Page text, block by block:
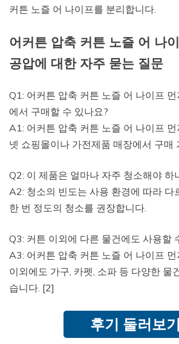
커튼 노즐 어 나이프를 분리합니다.
어커튼 압축 커튼 노즐 어 나
공압에 대한 자주 묻는 질문
Q1: 어커튼 압축 커튼 노즐 어 나이프
에서 구매할 수 있나요?
A1: 어커튼 압축 커튼 노즐 어 나이프
넷 쇼핑몰이나 가전제품 매장에서 구매
Q2: 이 제품은 얼마나 자주 청소해야 하
A2: 청소의 빈도는 사용 환경에 따라 다
한 번 정도의 청소를 권장합니다.
Q3: 커튼 이외에 다른 물건에도 사용할
A3: 어커튼 압축 커튼 노즐 어 나이프
이외에도 가구, 카펫, 소파 등 다양한 물
습니다. [2]
후기 둘러보기